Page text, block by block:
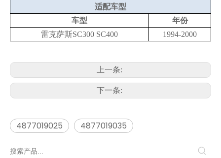
适配车型
车型
年份
雷克萨斯SC300 SC400
1994-2000
上一条:
下一条:
4877019025 4877019035